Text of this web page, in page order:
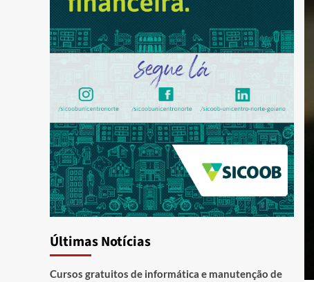
Últimas Notícias
Cursos gratuitos de informática e manutenção de